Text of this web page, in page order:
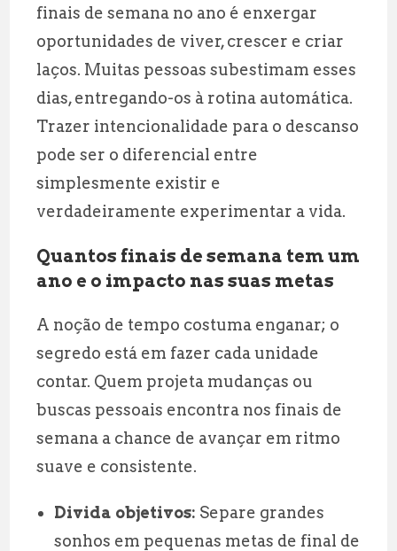
finais de semana no ano é enxergar
oportunidades de viver, crescer e criar
laços. Muitas pessoas subestimam esses
dias, entregando-os à rotina automática.
Trazer intencionalidade para o descanso
pode ser o diferencial entre
simplesmente existir e
verdadeiramente experimentar a vida.
Quantos finais de semana tem um
ano e o impacto nas suas metas
A noção de tempo costuma enganar; o
segredo está em fazer cada unidade
contar. Quem projeta mudanças ou
buscas pessoais encontra nos finais de
semana a chance de avançar em ritmo
suave e consistente.
Divida objetivos: Separe grandes
sonhos em pequenas metas de final de